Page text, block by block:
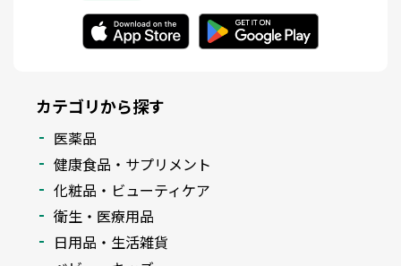
カテゴリから探す
医薬品
健康食品・サプリメント
化粧品・ビューティケア
衛生・医療用品
日用品・生活雑貨